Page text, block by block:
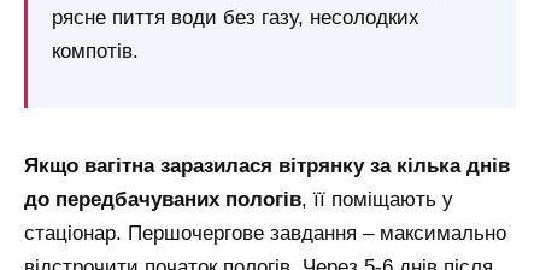
рясне пиття води без газу, несолодких
компотів.
Якщо вагітна заразилася вітрянку за кілька днів
до передбачуваних пологів, її поміщають у
стаціонар. Першочергове завдання – максимально